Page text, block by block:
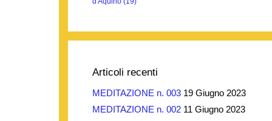
Articoli recenti
MEDITAZIONE n. 003 19 Giugno 2023
MEDITAZIONE n. 002 11 Giugno 2023